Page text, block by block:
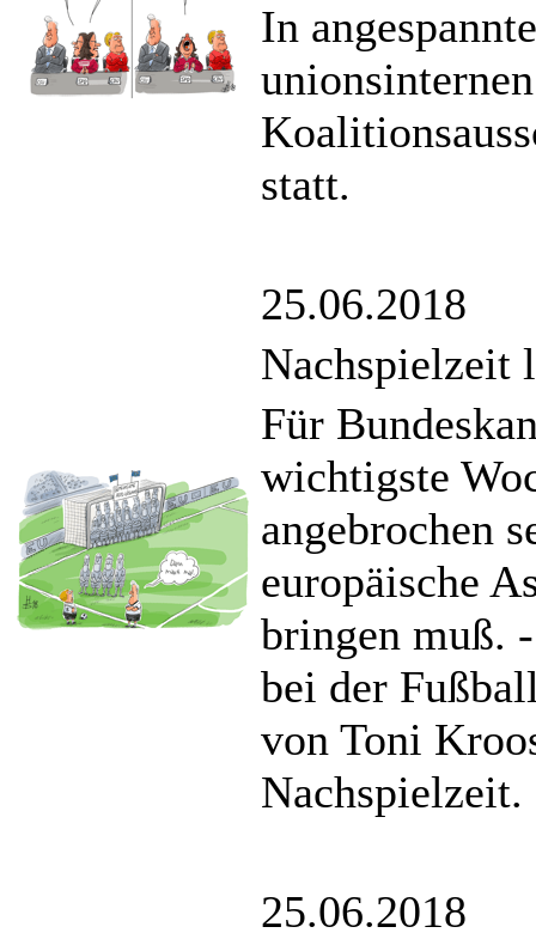
In
statt.
25.06.2018
Nachspielzeit
Für
wichtigste
angebrochen
europäische
bringen muß.
bei der
von Toni
Nachspielzeit.
25.06.2018